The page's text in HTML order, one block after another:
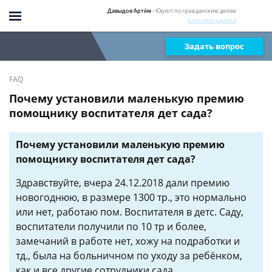
Давыдов Артём- Юрист по гражданским делам
Спросить юриста
Задать вопрос
FAQ
Почему установили маленькую премию
помощнику воспитателя дет сада?
Почему установили маленькую премию
помощнику воспитателя дет сада?
Здравствуйте, вчера 24.12.2018 дали премию
новогоднюю, в размере 1300 тр., это нормально
или нет, работаю пом. Воспитателя в детс. Саду,
воспитатели получили по 10 тр и более,
замечаний в работе нет, хожу на подработки и
тд., была на больничном по уходу за ребёнком,